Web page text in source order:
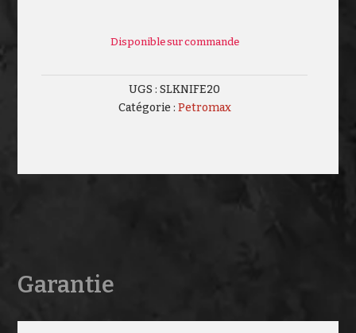
Disponible sur commande
UGS :SLKNIFE20
Catégorie : Petromax
Garantie